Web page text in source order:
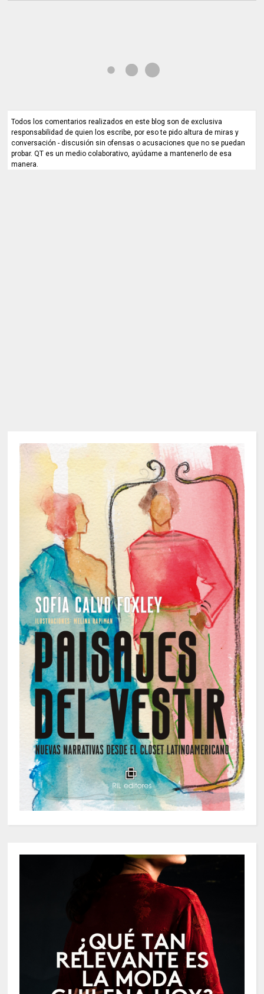
Todos los comentarios realizados en este blog son de exclusiva
responsabilidad de quien los escribe, por eso te pido altura de miras y
conversación - discusión sin ofensas o acusaciones que no se puedan
probar. QT es un medio colaborativo, ayúdame a mantenerlo de esa
manera.